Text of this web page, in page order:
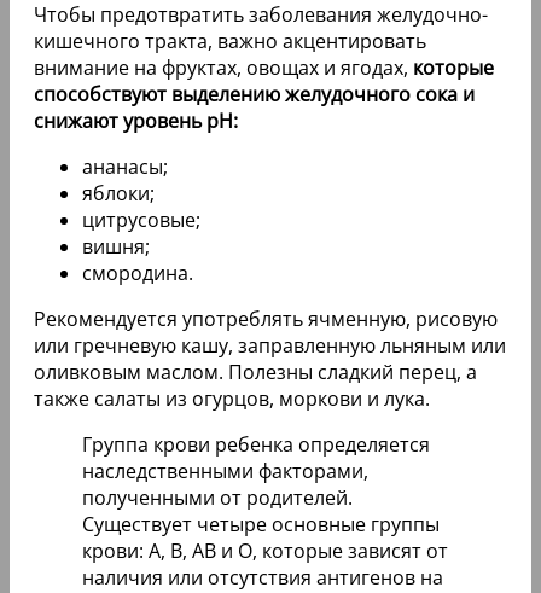
Чтобы предотвратить заболевания желудочно-
кишечного тракта, важно акцентировать
внимание на фруктах, овощах и ягодах, которые
способствуют выделению желудочного сока и
снижают уровень pH:
ананасы;
яблоки;
цитрусовые;
вишня;
смородина.
Рекомендуется употреблять ячменную, рисовую
или гречневую кашу, заправленную льняным или
оливковым маслом. Полезны сладкий перец, а
также салаты из огурцов, моркови и лука.
Группа крови ребенка определяется
наследственными факторами,
полученными от родителей.
Существует четыре основные группы
крови: A, B, AB и O, которые зависят от
наличия или отсутствия антигенов на